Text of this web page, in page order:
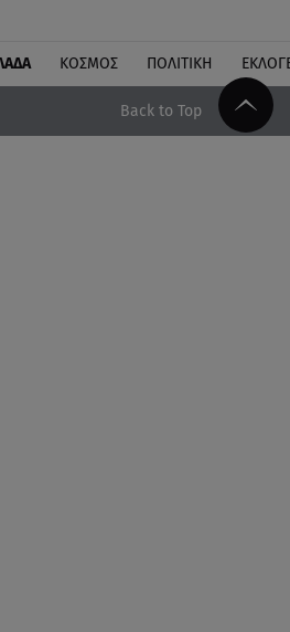
ΚΟΣΜΟΣ ΠΟΛΙΤΙΚΗ
Back to Top